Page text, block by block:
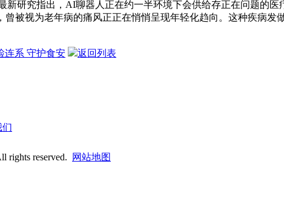
研究指出，AI聊器人正在约一半环境下会供给存正在问题的医
曾被视为老年病的痛风正正在悄悄呈现年轻化趋向。这种疾病
连系 守护食安 返回列表
们
rights reserved.
网站地图